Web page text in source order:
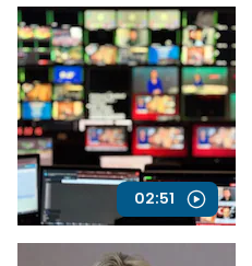
02:51